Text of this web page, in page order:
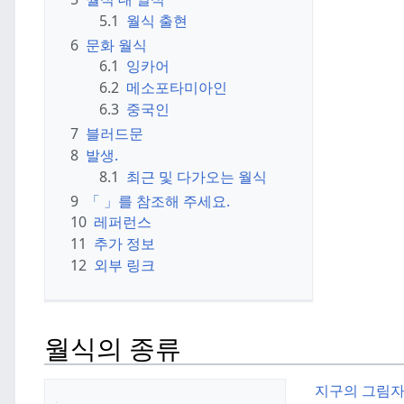
5.1 월식 출현
6 문화 월식
6.1 잉카어
6.2 메소포타미아인
6.3 중국인
7 블러드문
8 발생.
8.1 최근 및 다가오는 월식
9
「 」를 참조해 주세요.
10 레퍼런스
11 추가 정보
12 외부 링크
월식의 종류
지구의 그림자